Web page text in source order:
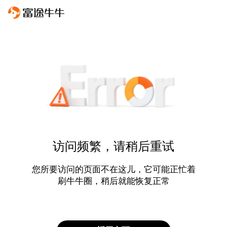
访问频繁，请稍后重试
您所要访问的页面不在这儿，它可能正忙着
刷牛牛圈，稍后就能恢复正常